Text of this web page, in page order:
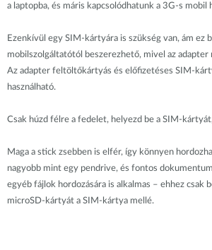
a laptopba, és máris kapcsolódhatunk a 3G-s mobil
Ezenkívül egy SIM-kártyára is szükség van, ám ez
mobilszolgáltatótól beszerezhető, mivel az adapter
Az adapter feltöltőkártyás és előfizetéses SIM-
használható.
Csak húzd félre a fedelet, helyezd be a SIM-
Maga a stick zsebben is elfér, így könnyen
nagyobb mint egy pendrive, és fontos
egyéb fájlok hordozására is alkalmas – ehhez csak
microSD-kártyát a SIM-kártya mellé.